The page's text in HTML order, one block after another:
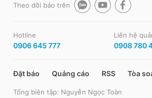
Theo dõi báo trên
Hotline
0906 645 777
Liên hệ
0908 780
Đặt báo Quảng cáo RSS Tòa
Tổng biên tập: Nguyễn Ngọc Toàn